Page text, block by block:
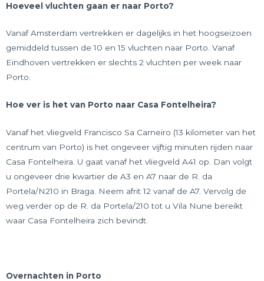
Hoeveel vluchten gaan er naar Porto?
Vanaf Amsterdam vertrekken er dagelijks in het hoogseizoen
gemiddeld tussen de 10 en 15 vluchten naar Porto. Vanaf
Eindhoven vertrekken er slechts 2 vluchten per week naar
Porto.
Hoe ver is het van Porto naar Casa Fontelheira?
Vanaf het vliegveld Francisco Sa Carneiro (13 kilometer van het
centrum van Porto) is het ongeveer vijftig minuten rijden naar
Casa Fontelheira. U gaat vanaf het vliegveld A41 op. Dan volgt
u ongeveer drie kwartier de A3 en A7 naar de R. da
Portela/N210 in Braga. Neem afrit 12 vanaf de A7. Vervolg de
weg verder op de R. da Portela/210 tot u Vila Nune bereikt
waar Casa Fontelheira zich bevindt.
Overnachten in Porto